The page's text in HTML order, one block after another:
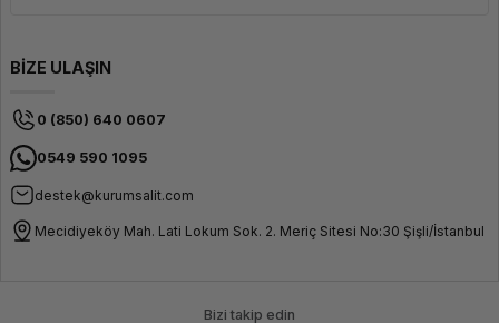
BİZE ULAŞIN
0 (850) 640 0607
0549 590 1095
destek@kurumsalit.com
Mecidiyeköy Mah. Lati Lokum Sok. 2. Meriç Sitesi No:30 Şişli/İstanbul
Bizi takip edin